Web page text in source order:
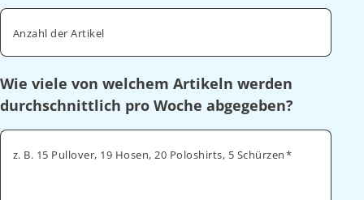
Anzahl der Artikel
Wie viele von welchem Artikeln werden
durchschnittlich pro Woche abgegeben?
z. B. 15 Pullover, 19 Hosen, 20 Poloshirts, 5 Schürzen